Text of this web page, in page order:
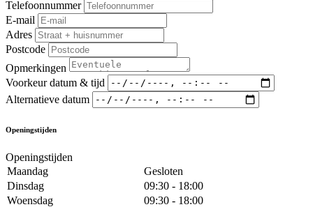
Telefoonnummer
E-mail
Adres
Postcode
Opmerkingen
Voorkeur datum & tijd
Alternatieve datum
Openingstijden
Openingstijden
Maandag
Gesloten
Dinsdag
09:30 - 18:00
Woensdag
09:30 - 18:00